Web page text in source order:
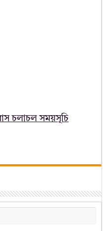
চলাচল সময়সূচি